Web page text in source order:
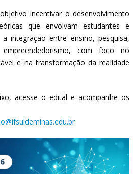
incentivar o desenvolvimento
que envolvam estudantes e
integração entre ensino, pesquisa,
com foco no
e na transformação da realidade
acesse o edital e acompanhe os